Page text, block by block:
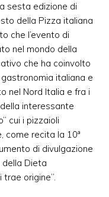
sesta edizione di
della Pizza italiana
che l’evento di
nel mondo della
che ha coinvolto
italiana e
nel Nord Italia e fra i
interessante
cui i pizzaioli
come recita la 10ª
di divulgazione
Dieta
origine”.